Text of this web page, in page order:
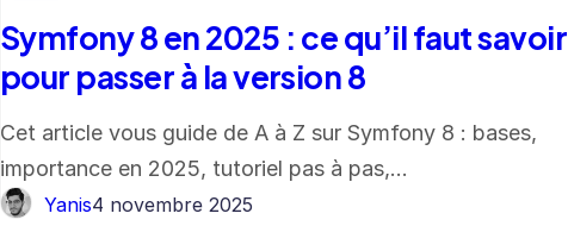
Symfony 8 en 2025 : ce qu’il faut savoir
pour passer à la version 8
Cet article vous guide de A à Z sur Symfony 8 : bases,
importance en 2025, tutoriel pas à pas,…
Yanis4 novembre 2025